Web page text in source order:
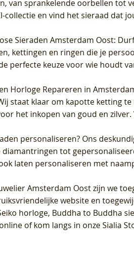
van sprankelende oorbellen tot
collectie en vind het sieraad dat
Sieraden Amsterdam Oost:
kettingen en ringen die je
perfecte keuze voor wie houdt
Horloge Repareren in
staat klaar om kapotte ketting
het inkopen van goud en
personaliseren? Ons
diamantringen tot
laten personaliseren met
Amsterdam Oostzijn we
website en
horloge, Buddha to Buddha
of kom langs in onze Sialia